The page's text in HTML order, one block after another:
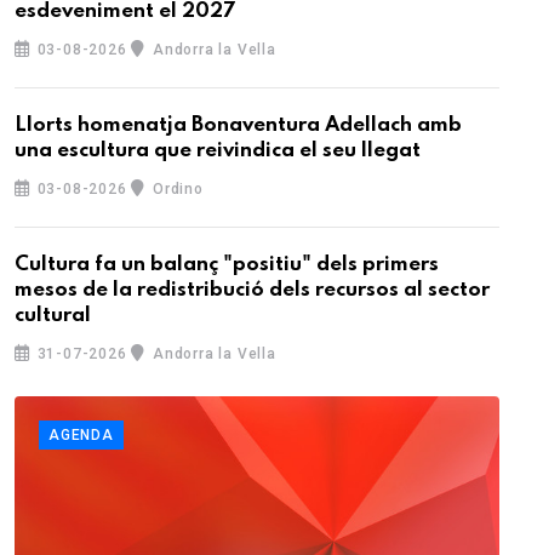
esdeveniment el 2027
03-08-2026 Andorra la Vella
Llorts homenatja Bonaventura Adellach amb
una escultura que reivindica el seu llegat
03-08-2026 Ordino
Cultura fa un balanç "positiu" dels primers
mesos de la redistribució dels recursos al sector
cultural
31-07-2026 Andorra la Vella
AGENDA